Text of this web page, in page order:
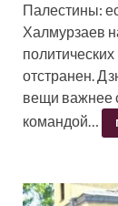
Палестины:
Халмурзаев
отстранен.
вещи важнее
командой…